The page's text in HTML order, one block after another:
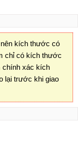
kích thước có
chỉ có kích thước
chính xác kích
lại trước khi giao